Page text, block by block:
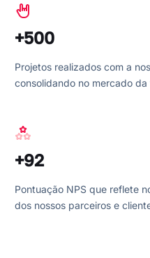
+500
Projetos realizados com a
consolidando no mercado da
+92
Pontuação NPS que reflete
dos nossos parceiros e